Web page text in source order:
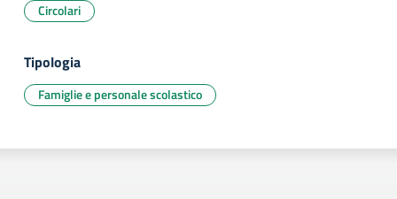
Circolari
Tipologia
Famiglie e personale scolastico